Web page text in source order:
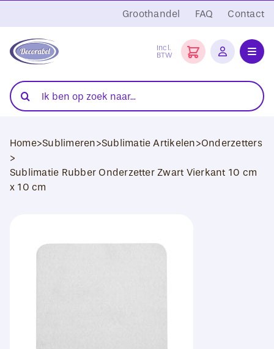
naar
inhoud
Groothandel FAQ Contact
Incl.
BTW
Folies
Transferpersen
Sublimatie
Hobby Artikelen
Zoeken
naar:
Home>Sublimeren>Sublimatie Artikelen>Onderzetters
>
Sublimatie Rubber Onderzetter Zwart Vierkant 10 cm
x 10 cm